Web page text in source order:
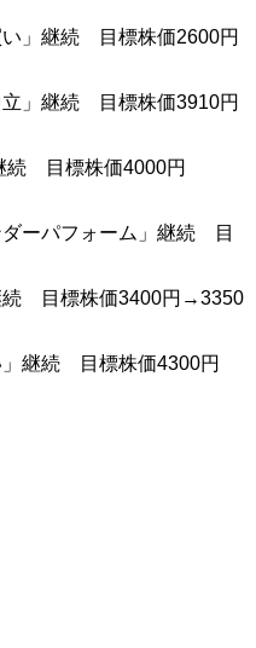
」継続 目標株価2600円
」継続 目標株価3910円
続 目標株価4000円
ーパフォーム」継続 目
続 目標株価3400円→3350
継続 目標株価4300円